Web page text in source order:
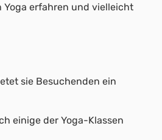
Yoga erfahren und vielleicht
sie Besuchenden ein
einige der Yoga-Klassen